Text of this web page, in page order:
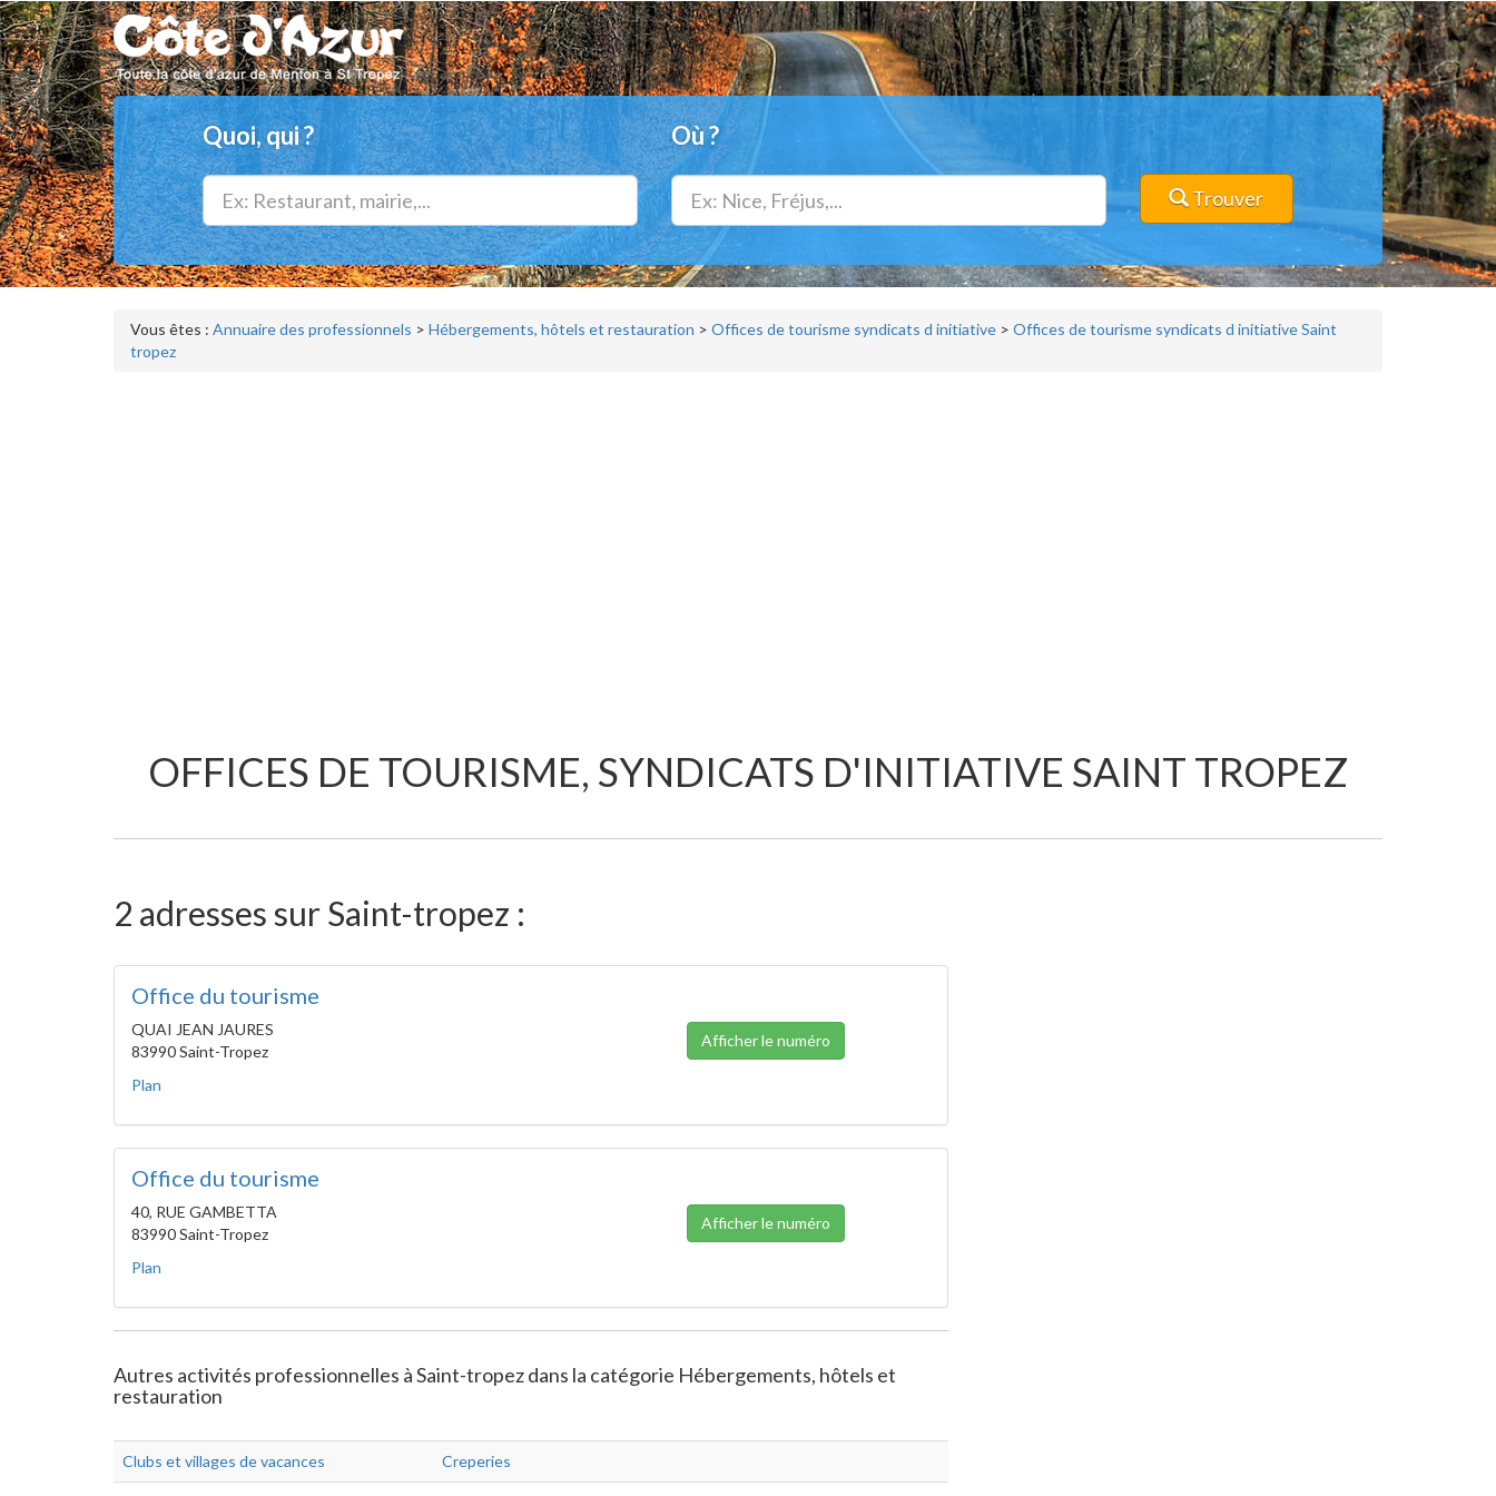
Quoi, qui ? Où ?
Trouver
Vous êtes : Annuaire des professionnels > Hébergements, hôtels et restauration > Offices de tourisme syndicats d initiative > Offices de tourisme syndicats d initiative Saint
tropez
OFFICES DE TOURISME, SYNDICATS D'INITIATIVE SAINT TROPEZ
2 adresses sur Saint-tropez :
Office du tourisme
QUAI JEAN JAURES
83990 Saint-Tropez
Plan
Afficher le numéro
Office du tourisme
40, RUE GAMBETTA
83990 Saint-Tropez
Plan
Afficher le numéro
Autres activités professionnelles à Saint-tropez dans la catégorie Hébergements, hôtels et
restauration
Clubs et villages de vacances Creperies